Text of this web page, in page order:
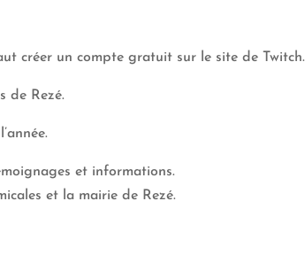
créer un compte gratuit sur le site de Twitch.
de Rezé.
et informations.
et la mairie de Rezé.